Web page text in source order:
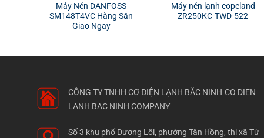
Máy Nén DANFOSS
SM148T4VC Hàng Sẵn
Giao Ngay
Máy nén lạnh copeland
ZR250KC-TWD-522
CÔNG TY TNHH CƠ ĐIỆN LẠNH BẮC NINH CO DIEN
LANH BAC NINH COMPANY
Số 3 khu phố Dương Lôi, phường Tân Hồng, thị xã Từ